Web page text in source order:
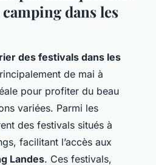
dans les
des festivals dans les
de mai à
pour profiter du beau
variées. Parmi les
des festivals situés à
facilitant l’accès aux
Landes. Ces festivals,